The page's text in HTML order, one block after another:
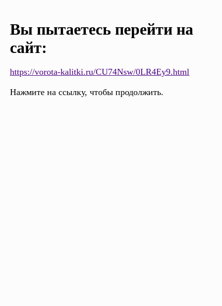
Вы пытаетесь перейти на
сайт:
https://vorota-kalitki.ru/CU74Nsw/0LR4Ey9.html
Нажмите на ссылку, чтобы продолжить.